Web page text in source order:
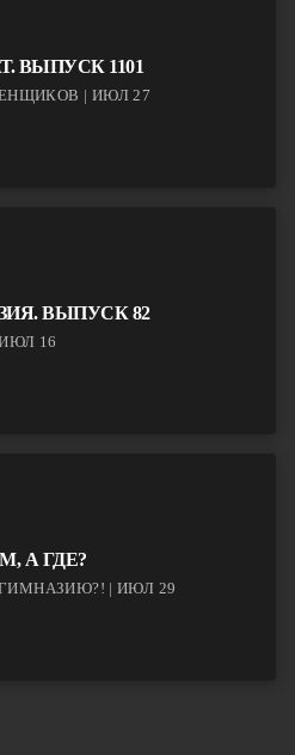
ВЫПУСК 1101
| ИЮЛ 27
ВЫПУСК 82
16
А ГДЕ?
| ИЮЛ 29